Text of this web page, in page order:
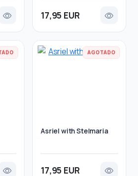
17,95 EUR
AGOTADO
Asriel with Stelmaria
17,95 EUR